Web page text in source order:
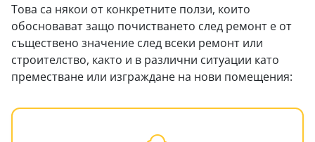
Това са някои от конкретните ползи, които
обосновават защо почистването след ремонт е от
съществено значение след всеки ремонт или
строителство, както и в различни ситуации като
преместване или изграждане на нови помещения: